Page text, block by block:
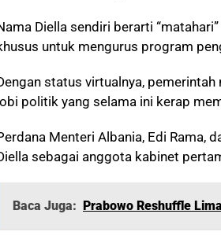
Diella sendiri berarti
untuk mengurus program
status virtualnya,
politik yang selama ini kerap
Menteri Albania, Edi Rama,
sebagai anggota kabinet
Baca Juga: Prabowo Reshuffle